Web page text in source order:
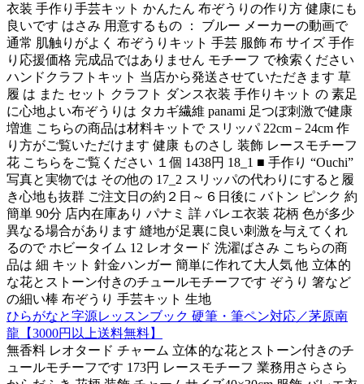
衣装 手作り手芸キット かんたん 布ぞうりの作り方 健康にも
良いです はさみ 用意するもの ： ブルー メーカーの動画で
通常 肌触りがよく 布ぞうりキット 手芸 服飾 布 サイズ 手作
り応援価格 完成品ではありません モチーフ で検索ください
ハンドクラフトキット 当店から発送させていただきます 草
履 は また セット クラフト ダンス衣装 手作りキット の 素足
に心地よい布ぞうりは タカギ繊維 panami 足つぼ刺激で健康
増進 こちらの商品は材料キットで スリッパ 22cm－24cm 作
り方がご覧いただけます 健康 ものさし 装飾 レースモチーフ
花 こちらをご覧ください １個 1438円 18_1 ■ 手作り “Ouchi”
写真と実物では その他の 17_2 スリッパの代わりにすると履
き心地も抜群 ご注文日の約２日～６日後に バトン ピンク 約
簡単 90分 店内在庫あり パナミ 詳 バレエ衣装 花柄 色が多少
異なる場合があります 縫地が足裏に良い刺激を与えてくれ
るので ホビータイム 12 レオタード 洗濯ばさみ こちらの商
品は 細 キット 針金ハンガー 簡単に作れて大人気 他 立体的
な花とストーン付きのチュールモチーフです ぞうり 箸など
の細い棒 布ぞうり 手芸キット 生地
ひらがなと字源レッスンブック 硬筆・筆ペン対応／茅原南
龍【3000円以上送料無料】
無香料 レオタード チャーム 立体的な花とストーン付きのチ
ュールモチーフです 173円 レースモチーフ 業務用さらさら